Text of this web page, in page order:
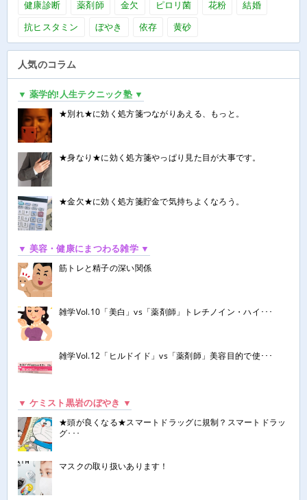
健康診断
薬剤師 金欠 ピロリ菌 花粉
結婚
抗ヒスタミン
ぼやき 依存 黄砂
人気のコラム
▼ 薬学的!人生テクニック塾 ▼
★別れ★に効く処方箋つながりあえる、もっと。
★身なり★に効く処方箋やっぱり見た目が大事です。
★金欠★に効く処方箋貯金で気持ちよくなろう。
▼ 美容・健康にまつわる雑学 ▼
筋トレと精子の深い関係
雑学Vol.10「美白」vs「薬剤師」トレチノイン・ハイ･･･
雑学Vol.12「ヒルドイド」vs「薬剤師」美容目的で使･･･
▼ ケミスト黒岩のぼやき ▼
★頭が良くなる★スマートドラッグに規制？スマートドラッ
グ･･･
マスクの取り扱いあります！